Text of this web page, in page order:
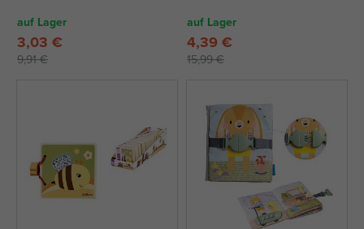
auf Lager
9,91 €
3,03 €
auf Lager
15,99 €
4,39 €